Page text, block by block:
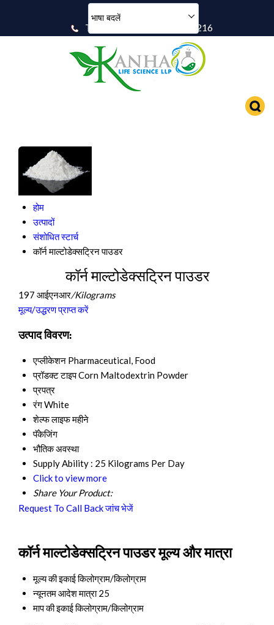
भाषा बदलें
Talk To Expert : 07971405216
होम
उत्पादों
संशोधित स्टार्च
कॉर्न माल्टोडेक्सट्रिन पाउडर
कॉर्न माल्टोडेक्सट्रिन पाउडर
197 आईएनआर/Kilograms
मूल्य/उद्धरण प्राप्त करें
उत्पाद विवरण:
एप्लीकेशन Pharmaceutical, Food
प्रॉडक्ट टाइपCorn Maltodextrin Powder
प्रपत्र
रंगWhite
शेल्फ लाइफमहीने
पॅकेजिंग
भौतिक अवस्था
Supply Ability : 25 Kilograms Per Day
Click to view more
Share Your Product:
Request To Call Backजांच भेजें
कॉर्न माल्टोडेक्सट्रिन पाउडर मूल्य और मात्रा
मूल्य की इकाईकिलोग्राम/किलोग्राम
न्यूनतम आदेश मात्रा 25
माप की इकाईकिलोग्राम/किलोग्राम